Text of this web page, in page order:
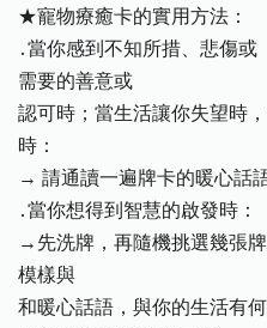
★寵物療癒卡的實用方法：
․當你感到不知所措、悲傷
需要的善意或
認可時；當生活讓你失望時
時：
→ 請通讀一遍牌卡的暖心話語
․當你想得到智慧的啟發時：
→先洗牌，再隨機挑選幾張
模樣與
和暖心話語，與你的生活有何